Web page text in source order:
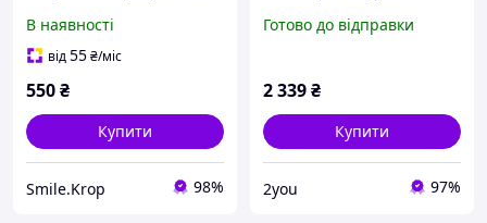
В наявності
від55₴/міс
550₴
Купити
Smile.Krop 98%
ювелірних виробів HP-5-
Готово до відправки
2 339₴
Купити
2you 97%